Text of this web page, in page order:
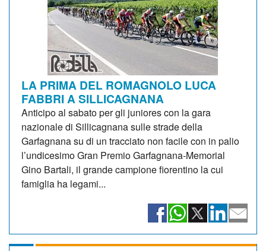
LA PRIMA DEL ROMAGNOLO LUCA
FABBRI A SILLICAGNANA
Anticipo al sabato per gli juniores con la gara
nazionale di Sillicagnana sulle strade della
Garfagnana su di un tracciato non facile con in palio
l’undicesimo Gran Premio Garfagnana-Memorial
Gino Bartali, il grande campione fiorentino la cui
famiglia ha legami...